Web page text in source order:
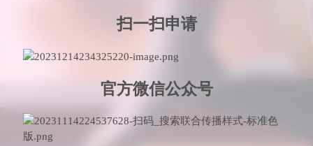
扫一扫申请
官方微信公众号